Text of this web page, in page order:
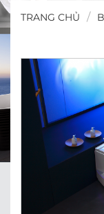
TRANG CHỦ /